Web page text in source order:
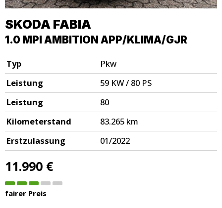
SKODA FABIA
1.0 MPI AMBITION APP/KLIMA/GJR
Typ
Pkw
Leistung
59 KW / 80 PS
Leistung
80
Kilometerstand
83.265 km
Erstzulassung
01/2022
11.990 €
fairer Preis